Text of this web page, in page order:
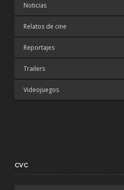
Noticias
Relatos de cine
Reportajes
Trailers
Videojuegos
CVC